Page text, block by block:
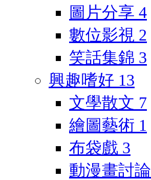
圖片分享 4
數位影視 2
笑話集錦 3
興趣嗜好 13
文學散文 7
繪圖藝術 1
布袋戲 3
動漫畫討論